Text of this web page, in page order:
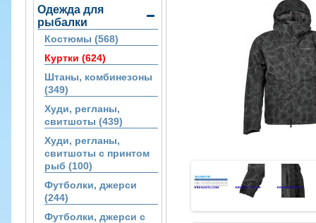
Одежда для
рыбалки
Костюмы (568)
Куртки (624)
Штаны, комбинезоны
(349)
Худи, регланы,
свитшоты (439)
Худи, регланы,
свитшоты с принтом
рыб (100)
Футболки, джерси
(244)
Футболки, джерси с